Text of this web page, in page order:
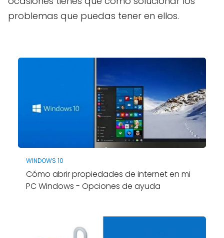
problemas que puedas tener en ellos.
WINDOWS 10
Cómo abrir propiedades de internet en mi
PC Windows - Opciones de ayuda